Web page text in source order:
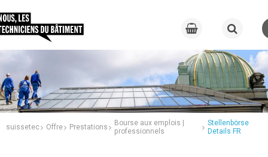
suissetec Offre Prestations
Bourse aux emplois |
professionnels
Stellenbörse
Details FR